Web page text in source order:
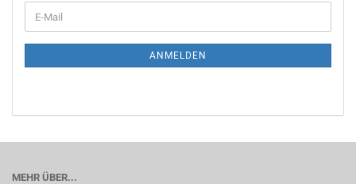
ZUR
E-
Mail
ANMELDEN
MEHR ÜBER...